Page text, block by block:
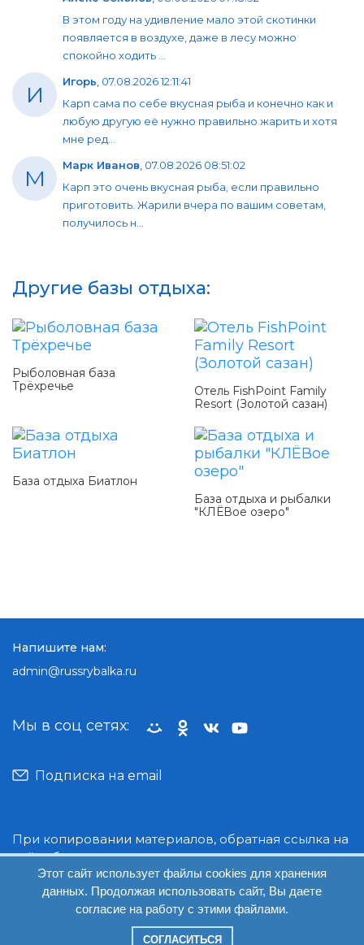
В этом году на удивление мало этой скотинки
появляется в воздухе, даже в лесу можно
спокойно ходить ...
И Игорь, 07.08.2026 12:11:41
Карп сама по себе вкусная рыба и конечно как и
любую другую её нужно правильно жарить и хотя
мне ред...
М Марк Иванов, 07.08.2026 08:51:02
Карп это очень вкусная рыба, если правильно
приготовить. Жарили вчера по вашим советам,
получилось н...
Другие базы отдыха:
Рыболовная база
Трёхречье
Отель FishPoint Family
Resort (Золотой сазан)
База отдыха Биатлон
База отдыха и рыбалки
"КЛЁВое озеро"
При копировании материалов, обратная ссылка на
сайт обязательна.
© Руссрыбалка: 2018-2026
Мы в соц сетях:
Подписка на email
Напишите нам:
admin@russrybalka.ru
Этот сайт использует файлы cookies для хранения
данных. Продолжая использовать сайт, Вы даете
согласие на работу с этими файлами.
СОГЛАСИТЬСЯ